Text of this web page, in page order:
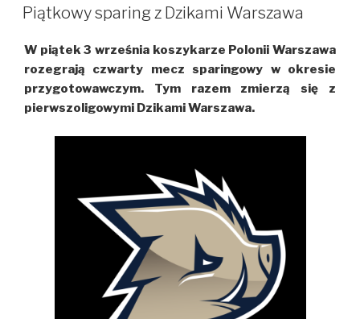
Warszawa
W
Piątkowy sparing z Dzikami Warszawa
W piątek 3 września koszykarze Polonii Warszawa
rozegrają czwarty mecz sparingowy w okresie
przygotowawczym. Tym razem zmierzą się z
pierwszoligowymi Dzikami Warszawa.